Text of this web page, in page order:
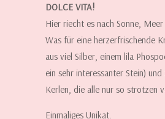
DOLCE VITA!
Hier riecht es nach Sonne,
Was für eine herzerfrischende
aus viel Silber, einem lila
ein sehr interessanter Stein)
Kerlen, die alle nur so strotzen
Einmaliges Unikat.